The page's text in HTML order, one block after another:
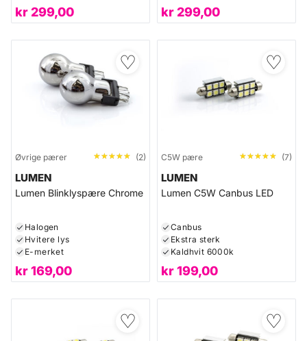
kr299,00 kr299,00
♡
Øvrige pærer ★★★★★
★★★★★ (2)
LUMEN
Lumen Blinklyspære Chrome
Halogen
Hvitere lys
E-merket
kr169,00
♡
C5W pære ★★★★★
★★★★★ (7)
LUMEN
Lumen C5W Canbus LED
Canbus
Ekstra sterk
Kaldhvit 6000k
kr199,00
♡ ♡